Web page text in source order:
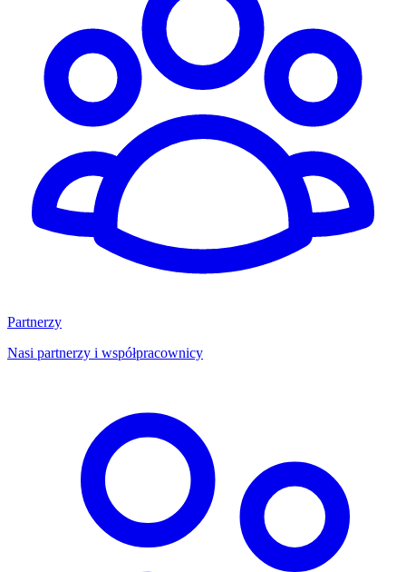
Partnerzy
Nasi partnerzy i współpracownicy